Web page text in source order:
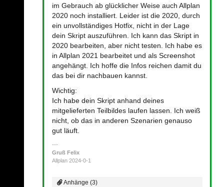
im Gebrauch ab glücklicher Weise auch Allplan
2020 noch installiert. Leider ist die 2020, durch
ein unvollständiges Hotfix, nicht in der Lage
dein Skript auszuführen. Ich kann das Skript in
2020 bearbeiten, aber nicht testen. Ich habe es
in Allplan 2021 bearbeitet und als Screenshot
angehängt. Ich hoffe die Infos reichen damit du
das bei dir nachbauen kannst.
Wichtig:
Ich habe dein Skript anhand deines
mitgelieferten Teilbildes laufen lassen. Ich weiß
nicht, ob das in anderen Szenarien genauso
gut läuft.
Gruß Felix
Allplan 2024-0-1
Anhänge (3)